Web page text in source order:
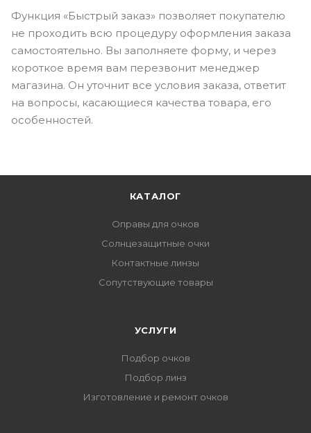
Функция «Быстрый заказ» позволяет покупателю
не проходить всю процедуру оформления заказа
самостоятельно. Вы заполняете форму, и через
короткое время вам перезвонит менеджер
магазина. Он уточнит все условия заказа, ответит
на вопросы, касающиеся качества товара, его
особенностей.
КАТАЛОГ
Оправы для очков
Солнцезащитные очки
Контактные линзы
Сопутствующие товары
УСЛУГИ
Подбор очков
Подбор линз
Изготовление и ремонт очков